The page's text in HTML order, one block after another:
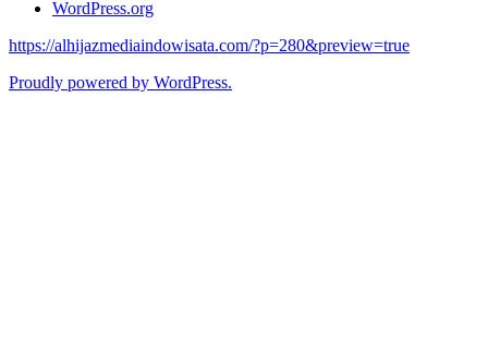
WordPress.org
https://alhijazmediaindowisata.com/?p=280&preview=true
Proudly powered by WordPress.